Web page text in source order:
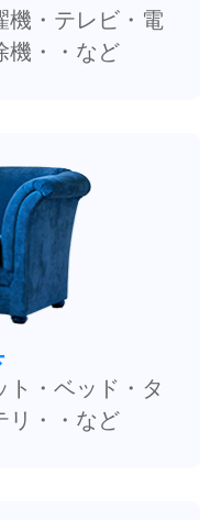
機・テレビ・電
機・・など
ト・ベッド・タ
リ・・など